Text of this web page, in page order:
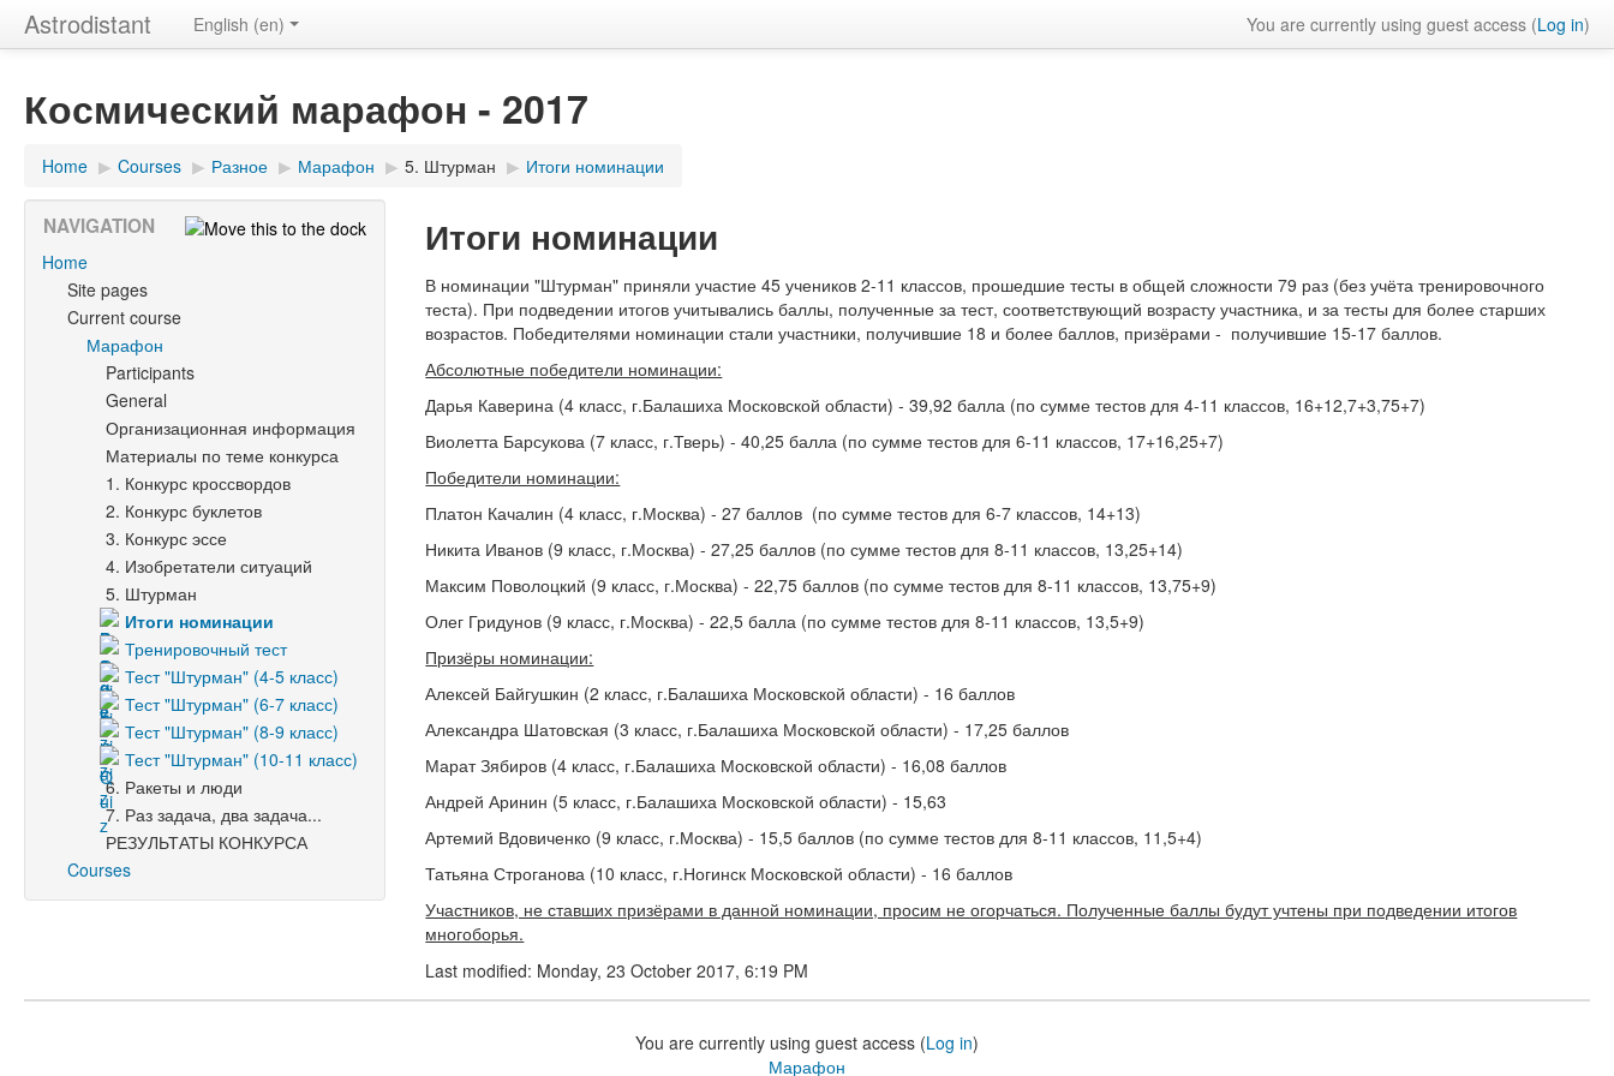
Astrodistant You are currently using guest access (Log in)
English (en)
Космический марафон - 2017
Home ▶ Courses ▶ Разное ▶ Марафон ▶ 5. Штурман ▶ Итоги номинации
Итоги номинации
В номинации "Штурман" приняли участие 45 учеников 2-11 классов, прошедшие тесты в общей сложности 79 раз (без учёта тренировочного
теста). При подведении итогов учитывались баллы, полученные за тест, соответствующий возрасту участника, и за тесты для более старших
возрастов. Победителями номинации стали участники, получившие 18 и более баллов, призёрами - получившие 15-17 баллов.
Абсолютные победители номинации:
Дарья Каверина (4 класс, г.Балашиха Московской области) - 39,92 балла (по сумме тестов для 4-11 классов, 16+12,7+3,75+7)
Виолетта Барсукова (7 класс, г.Тверь) - 40,25 балла (по сумме тестов для 6-11 классов, 17+16,25+7)
Победители номинации:
Платон Качалин (4 класс, г.Москва) - 27 баллов (по сумме тестов для 6-7 классов, 14+13)
Никита Иванов (9 класс, г.Москва) - 27,25 баллов (по сумме тестов для 8-11 классов, 13,25+14)
Максим Поволоцкий (9 класс, г.Москва) - 22,75 баллов (по сумме тестов для 8-11 классов, 13,75+9)
Олег Гридунов (9 класс, г.Москва) - 22,5 балла (по сумме тестов для 8-11 классов, 13,5+9)
Призёры номинации:
Алексей Байгушкин (2 класс, г.Балашиха Московской области) - 16 баллов
Александра Шатовская (3 класс, г.Балашиха Московской области) - 17,25 баллов
Марат Зябиров (4 класс, г.Балашиха Московской области) - 16,08 баллов
Андрей Аринин (5 класс, г.Балашиха Московской области) - 15,63
Артемий Вдовиченко (9 класс, г.Москва) - 15,5 баллов (по сумме тестов для 8-11 классов, 11,5+4)
Татьяна Строганова (10 класс, г.Ногинск Московской области) - 16 баллов
Участников, не ставших призёрами в данной номинации, просим не огорчаться. Полученные баллы будут учтены при подведении итогов
многоборья.
Last modified: Monday, 23 October 2017, 6:19 PM
NAVIGATION
Home
Site pages
Current course
Марафон
Participants
General
Организационная информация
Материалы по теме конкурса
1. Конкурс кроссвордов
2. Конкурс буклетов
3. Конкурс эссе
4. Изобретатели ситуаций
5. Штурман
Итоги номинации
Тренировочный тест
Тест "Штурман" (4-5 класс)
Тест "Штурман" (6-7 класс)
Тест "Штурман" (8-9 класс)
Тест "Штурман" (10-11 класс)
6. Ракеты и люди
7. Раз задача, два задача...
РЕЗУЛЬТАТЫ КОНКУРСА
Courses
You are currently using guest access (Log in)
Марафон